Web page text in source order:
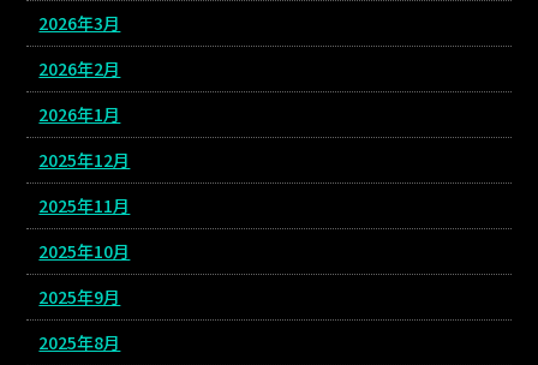
2026年3月
2026年2月
2026年1月
2025年12月
2025年11月
2025年10月
2025年9月
2025年8月